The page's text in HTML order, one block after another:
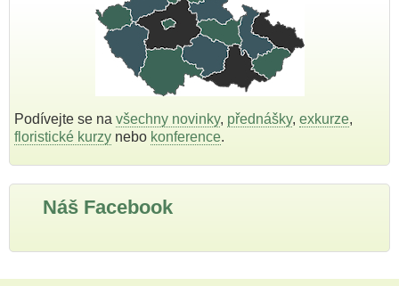
Podívejte se na všechny novinky, přednášky, exkurze,
floristické kurzy nebo konference.
Náš Facebook